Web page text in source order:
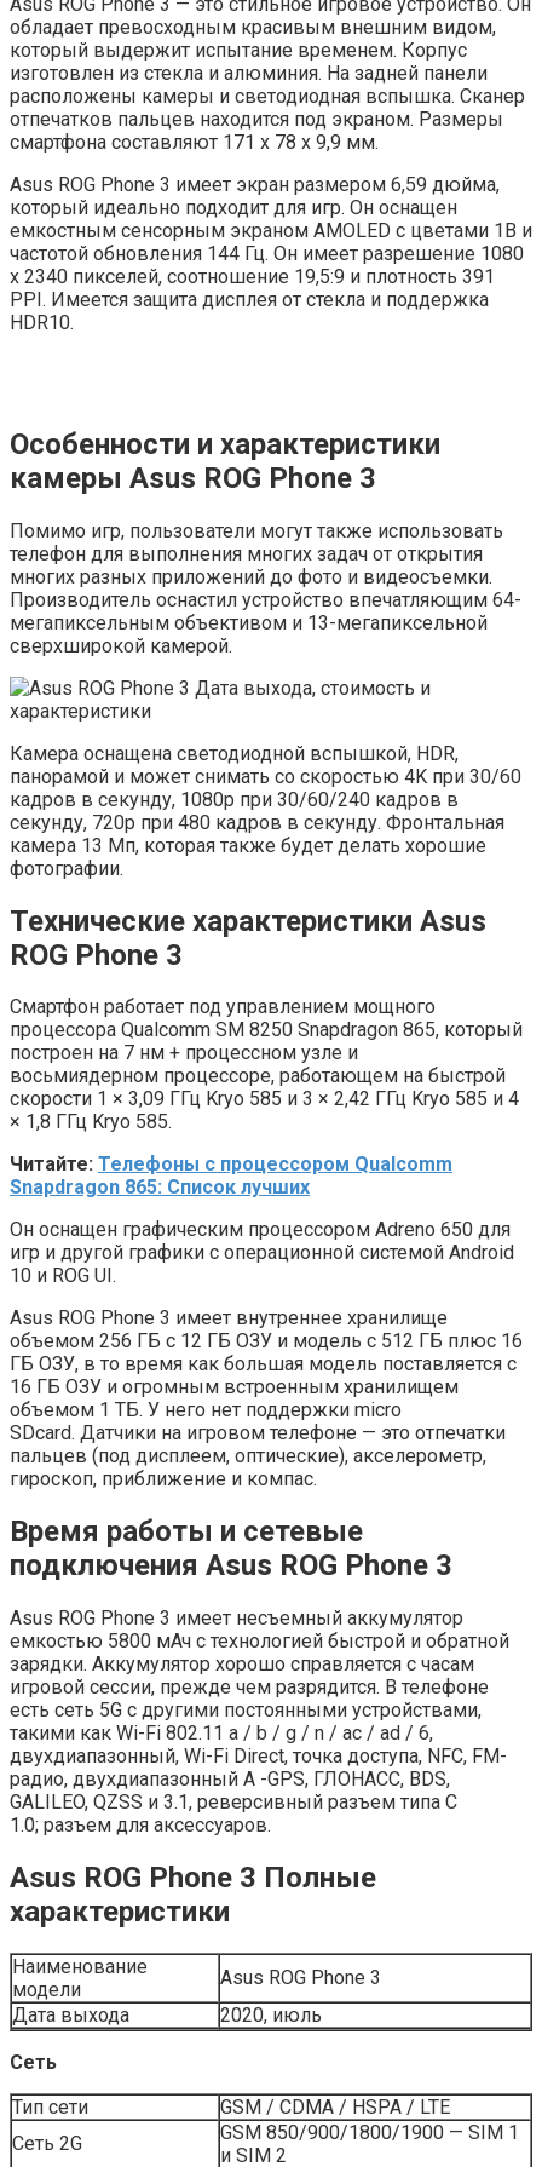
обладает превосходным красивым внешним видом,
который выдержит испытание временем. Корпус
изготовлен из стекла и алюминия. На задней панели
расположены камеры и светодиодная вспышка. Сканер
отпечатков пальцев находится под экраном. Размеры
смартфона составляют 171 x 78 x 9,9 мм.
Asus ROG Phone 3 имеет экран размером 6,59 дюйма,
который идеально подходит для игр. Он оснащен
емкостным сенсорным экраном AMOLED с цветами 1B и
частотой обновления 144 Гц. Он имеет разрешение 1080
x 2340 пикселей, соотношение 19,5:9 и плотность 391
PPI. Имеется защита дисплея от стекла и поддержка
HDR10.
Особенности и характеристики
камеры Asus ROG Phone 3
Помимо игр, пользователи могут также использовать
телефон для выполнения многих задач от открытия
многих разных приложений до фото и видеосъемки.
Производитель оснастил устройство впечатляющим 64-
мегапиксельным объективом и 13-мегапиксельной
сверхширокой камерой.
Камера оснащена светодиодной вспышкой, HDR,
панорамой и может снимать со скоростью 4K при 30/60
кадров в секунду, 1080p при 30/60/240 кадров в
секунду, 720p при 480 кадров в секунду. Фронтальная
камера 13 Мп, которая также будет делать хорошие
фотографии.
Технические характеристики Asus
ROG Phone 3
Смартфон работает под управлением мощного
процессора Qualcomm SM 8250 Snapdragon 865, который
построен на 7 нм + процессном узле и
восьмиядерном процессоре, работающем на быстрой
скорости 1 × 3,09 ГГц Kryo 585 и 3 × 2,42 ГГц Kryo 585 и 4
× 1,8 ГГц Kryo 585.
Читайте: Телефоны с процессором Qualcomm
Snapdragon 865: Список лучших
Он оснащен графическим процессором Adreno 650 для
игр и другой графики с операционной системой Android
10 и ROG UI.
Asus ROG Phone 3 имеет внутреннее хранилище
объемом 256 ГБ с 12 ГБ ОЗУ и модель с 512 ГБ плюс 16
ГБ ОЗУ, в то время как большая модель поставляется с
16 ГБ ОЗУ и огромным встроенным хранилищем
объемом 1 ТБ. У него нет поддержки micro
SDcard. Датчики на игровом телефоне — это отпечатки
пальцев (под дисплеем, оптические), акселерометр,
гироскоп, приближение и компас.
Время работы и сетевые
подключения Asus ROG Phone 3
Asus ROG Phone 3 имеет несъемный аккумулятор
емкостью 5800 мАч с технологией быстрой и обратной
зарядки. Аккумулятор хорошо справляется с часам
игровой сессии, прежде чем разрядится. В телефоне
есть сеть 5G с другими постоянными устройствами,
такими как Wi-Fi 802.11 a / b / g / n / ac / ad / 6,
двухдиапазонный, Wi-Fi Direct, точка доступа, NFC, FM-
радио, двухдиапазонный A -GPS, ГЛОНАСС, BDS,
GALILEO, QZSS и 3.1, реверсивный разъем типа C
1.0; разъем для аксессуаров.
Asus ROG Phone 3 Полные
характеристики
Наименование
модели
Asus ROG Phone 3
Дата выхода
2020, июль
Сеть
Тип сети
GSM / CDMA / HSPA / LTE
Сеть 2G
GSM 850/900/1800/1900 — SIM 1
и SIM 2